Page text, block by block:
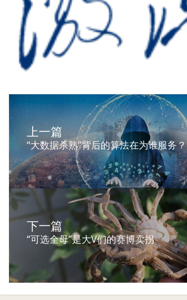
上一篇
“大数据杀熟”背后的算法在为谁服务？
下一篇
“可选全母”是大V们的赛博卖拐